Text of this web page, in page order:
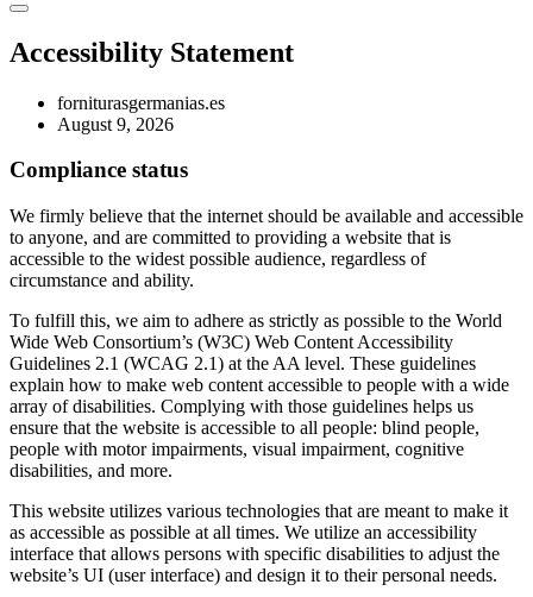
Accessibility Statement
forniturasgermanias.es
August 9, 2026
Compliance status
We firmly believe that the internet should be available and accessible
to anyone, and are committed to providing a website that is
accessible to the widest possible audience, regardless of
circumstance and ability.
To fulfill this, we aim to adhere as strictly as possible to the World
Wide Web Consortium’s (W3C) Web Content Accessibility
Guidelines 2.1 (WCAG 2.1) at the AA level. These guidelines
explain how to make web content accessible to people with a wide
array of disabilities. Complying with those guidelines helps us
ensure that the website is accessible to all people: blind people,
people with motor impairments, visual impairment, cognitive
disabilities, and more.
This website utilizes various technologies that are meant to make it
as accessible as possible at all times. We utilize an accessibility
interface that allows persons with specific disabilities to adjust the
website’s UI (user interface) and design it to their personal needs.